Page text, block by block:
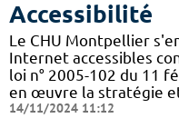
Accessibilité
Le CHU Montpellier
Internet accessibles
loi n° 2005-102 du 11
en œuvre la stratégie
14/11/2024 11:12